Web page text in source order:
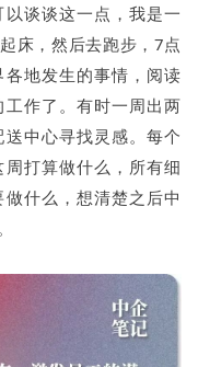
谈谈这一点，我是一
床，然后去跑步，7点
地发生的事情，阅读
作了。有时一周出两
中心寻找灵感。每个
打算做什么，所有细
什么，想清楚之后中